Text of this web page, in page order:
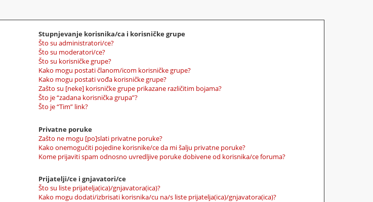
Stupnjevanje korisnika/ca i korisničke grupe
Što su administratori/ce?
Što su moderatori/ce?
Što su korisničke grupe?
Kako mogu postati članom/icom korisničke grupe?
Kako mogu postati vođa korisničke grupe?
Zašto su [neke] korisničke grupe prikazane različitim bojama?
Što je “zadana korisnička grupa”?
Što je “Tim” link?
Privatne poruke
Zašto ne mogu [po]slati privatne poruke?
Kako onemogućiti pojedine korisnike/ce da mi šalju privatne poruke?
Kome prijaviti spam odnosno uvredljive poruke dobivene od korisnika/ce foruma?
Prijatelji/ce i gnjavatori/ce
Što su liste prijatelja(ica)/gnjavatora(ica)?
Kako mogu dodati/izbrisati korisnika/cu na/s liste prijatelja(ica)/gnjavatora(ica)?